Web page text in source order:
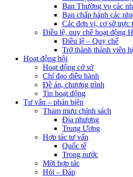
Ban Thường vụ các
Ban chấp hành các
Các đơn vị, cơ sở trực
Điều lệ, quy chế hoạt động
Điều lệ – Quy chế
Trở thành thành viên
Hoạt động hội
Hoạt động cở sở
Chỉ đạo điều hành
Đề án, chương trình
Tin hoạt động
Tư vấn – phản biện
Tham mưu chính sách
Địa phương
Trung Ương
Hợp tác tư vấn
Quốc tế
Trong nước
Mời hợp tác
Hỏi – Đáp